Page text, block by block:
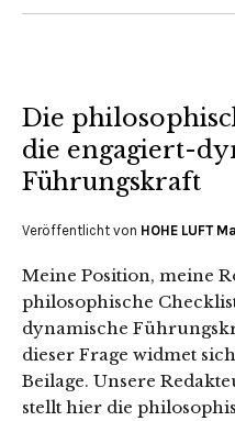
Die
die engagiert-
Führungskraft
Veröffentlicht von HOHE LUFT
Meine Position, meine
philosophische
dynamische
dieser Frage widmet
Beilage. Unsere
stellt hier die